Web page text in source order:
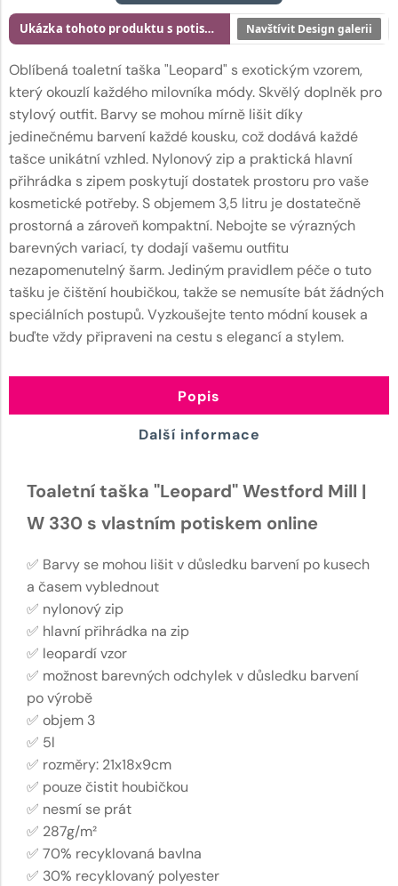
Oblíbená toaletní taška "Leopard" s exotickým vzorem,
který okouzlí každého milovníka módy. Skvělý doplněk pro
stylový outfit. Barvy se mohou mírně lišit díky
jedinečnému barvení každé kousku, což dodává každé
tašce unikátní vzhled. Nylonový zip a praktická hlavní
přihrádka s zipem poskytují dostatek prostoru pro vaše
kosmetické potřeby. S objemem 3,5 litru je dostatečně
prostorná a zároveň kompaktní. Nebojte se výrazných
barevných variací, ty dodají vašemu outfitu
nezapomenutelný šarm. Jediným pravidlem péče o tuto
tašku je čištění houbičkou, takže se nemusíte bát žádných
speciálních postupů. Vyzkoušejte tento módní kousek a
buďte vždy připraveni na cestu s elegancí a stylem.
Ukázka tohoto produktu s potiskem Navštívit Design galerii
Popis
Další informace
Toaletní taška "Leopard" Westford Mill |
W 330 s vlastním potiskem online
✅ Barvy se mohou lišit v důsledku barvení po kusech
a časem vyblednout
✅ nylonový zip
✅ hlavní přihrádka na zip
✅ leopardí vzor
✅ možnost barevných odchylek v důsledku barvení
po výrobě
✅ objem 3
✅ 5l
✅ rozměry: 21x18x9cm
✅ pouze čistit houbičkou
✅ nesmí se prát
✅ 287g/m²
✅ 70% recyklovaná bavlna
✅ 30% recyklovaný polyester